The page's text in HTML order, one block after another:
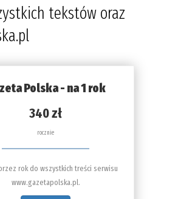
tekstów oraz
Polska - na 1 rok
340 zł
rocznie
rok do wszystkich treści serwisu
www.gazetapolska.pl.